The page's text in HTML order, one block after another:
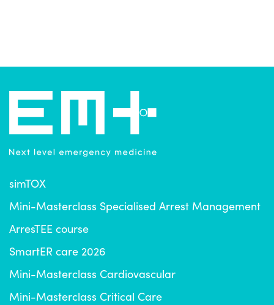
simTOX
Mini-Masterclass Specialised Arrest Management
ArresTEE course
SmartER care 2026
Mini-Masterclass Cardiovascular
Mini-Masterclass Critical Care